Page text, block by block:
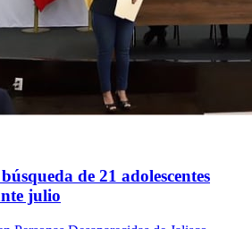
de 21 adolescentes
julio